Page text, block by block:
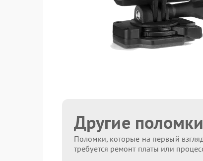
Другие
Поломки, которые на первый
требуется ремонт платы или